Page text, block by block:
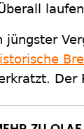
jüngster
Der